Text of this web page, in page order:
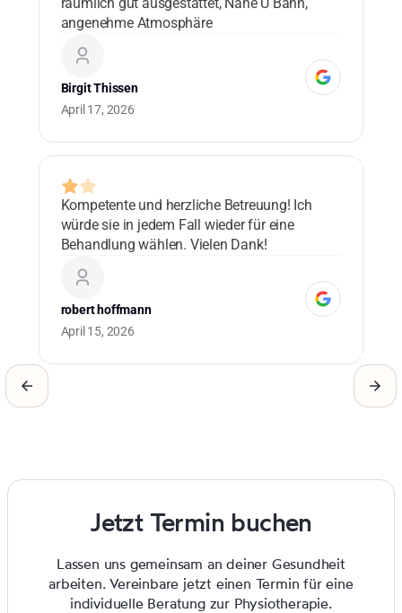
angenehme Atmosphäre
Birgit Thissen
April 17, 2026
Kompetente und herzliche Betreuung! Ich
würde sie in jedem Fall wieder für eine
Behandlung wählen. Vielen Dank!
robert hoffmann
April 15, 2026
Jetzt Termin buchen
Lassen uns gemeinsam an deiner Gesundheit
arbeiten. Vereinbare jetzt einen Termin für eine
individuelle Beratung zur Physiotherapie.